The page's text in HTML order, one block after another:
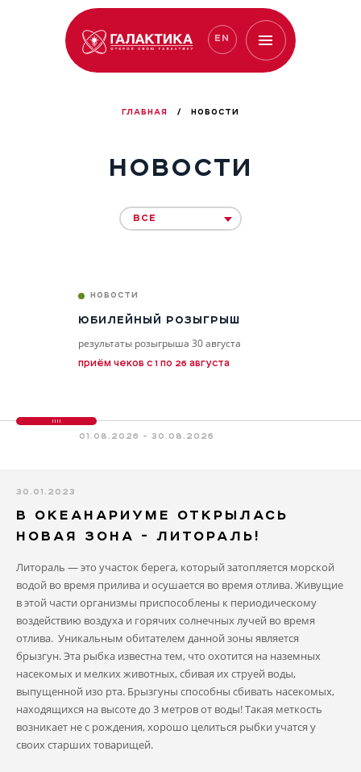
EN
ГЛАВНАЯ / НОВОСТИ
НОВОСТИ
ВСЕ
НОВОСТИ
ЮБИЛЕЙНЫЙ РОЗЫГРЫШ
результаты розыгрыша 30 августа
приём чеков с 1 по 26 августа
01.08.2026 - 30.08.2026
30.01.2023
В ОКЕАНАРИУМЕ ОТКРЫЛАСЬ
НОВАЯ ЗОНА - ЛИТОРАЛЬ!
Литораль — это участок берега, который затопляется морской
водой во время прилива и осушается во время отлива. Живущие
в этой части организмы приспособлены к периодическому
воздействию воздуха и горячих солнечных лучей во время
отлива. Уникальным обитателем данной зоны является
брызгун. Эта рыбка известна тем, что охотится на наземных
насекомых и мелких животных, сбивая их струей воды,
выпущенной изо рта. Брызгуны способны сбивать насекомых,
находящихся на высоте до 3 метров от воды! Такая меткость
возникает не с рождения, хорошо целиться рыбки учатся у
своих старших товарищей.